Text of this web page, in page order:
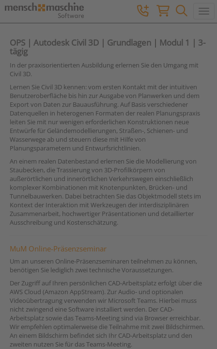
OPS | Autodesk Civil 3D | Grundlagen | Modul 1 | 3-
tägig
In der praxisorientierten Ausbildung erlernen Sie den Umgang mit
Civil 3D.
Lernen Sie Civil 3D kennen: vom ersten Kontakt mit der intuitiven
Benutzeroberfläche bis hin zur Ausgabe von Planwerken und dem
Export von Daten zur Bauausführung. Auf Basis verschiedener
Datenquellen in heterogenen Formaten der realen Planungspraxis
leiten Sie mit nur wenigen erforderlichen Konstruktionen neue
Entwürfe für Geländemodellierungen, Straßen-, Schienen- und
Wasserwege ab und steuern diese mit Hilfe von
Planungsparametern und Entwurfsrichtlinien.
An einem realen Datenbestand erlernen Sie die Modellierung von
Staubecken, die Trassierung von 3D-Profilkörpern von
außerörtlichen und innerörtlichen Verkehrswegen einschließlich
komplexer Kombinationen mit Knotenpunkten, Brücken- und
Tunnelbauwerken. Dabei betrachten Sie das Objektmodell stets im
Kontext der Interaktion mit Werkzeugen der interdisziplinären
Zusammenarbeit, hochwertiger Präsentationen und detaillierter
Ausschreibung und Kostenschätzung.
MuM Online-Präsenzseminar
Um an unseren Online-Präsenzseminaren teilnehmen zu können,
benötigen Sie lediglich zwei technische Voraussetzungen.
Der Zugriff auf Ihren persönlichen CAD-Arbeitsplatz erfolgt über die
AWS Cloud (Amazon AppStream). Zur Audio- und optionalen
Videoübertragung verwenden wir Microsoft Teams. Hierbei muss
nicht zwingend eine Software installiert werden. Der CAD-
Arbeitsplatz sowie das Teams-Meeting sind via Browser erreichbar.
Wir empfehlen optimalerweise die Teilnahme mit zwei Bildschirmen.
An einem Bildschirm befindet sich Ihr CAD-Arbeitsplatz und den
zweiten nutzen Sie für das Teams-Meeting.